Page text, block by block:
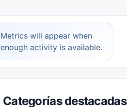
Metrics will appear when
enough activity is available.
Categorías destacadas